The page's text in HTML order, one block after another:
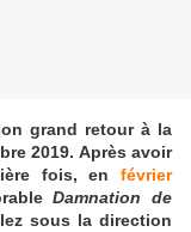
grand retour à la
2019. Après avoir
fois, en février
Damnation de
sous la direction